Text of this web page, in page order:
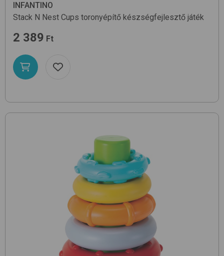
INFANTINO
Stack N Nest Cups toronyépítő készségfejlesztő játék
2 389 Ft